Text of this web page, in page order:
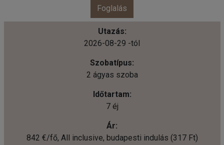
Foglalás
2026-08-29 -tól
2 ágyas szoba
7 éj
842 €/fő, All inclusive, budapesti indulás (317 Ft)